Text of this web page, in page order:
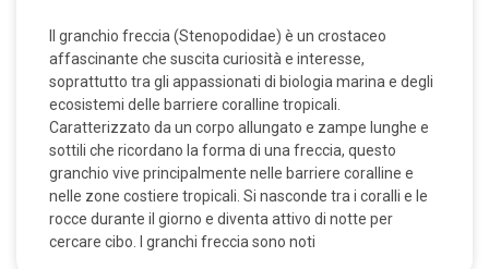
Il granchio freccia (Stenopodidae) è un crostaceo
affascinante che suscita curiosità e interesse,
soprattutto tra gli appassionati di biologia marina e degli
ecosistemi delle barriere coralline tropicali.
Caratterizzato da un corpo allungato e zampe lunghe e
sottili che ricordano la forma di una freccia, questo
granchio vive principalmente nelle barriere coralline e
nelle zone costiere tropicali. Si nasconde tra i coralli e le
rocce durante il giorno e diventa attivo di notte per
cercare cibo. I granchi freccia sono noti